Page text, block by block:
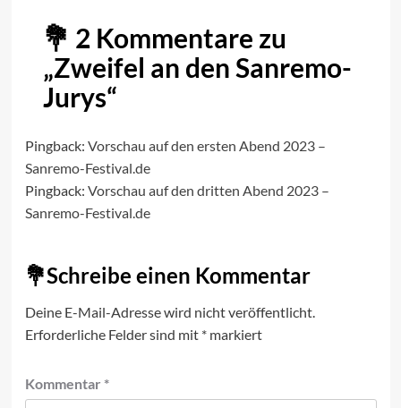
2 Kommentare zu
„Zweifel an den Sanremo-
Jurys“
Pingback: Vorschau auf den ersten Abend 2023 –
Sanremo-Festival.de
Pingback: Vorschau auf den dritten Abend 2023 –
Sanremo-Festival.de
Schreibe einen Kommentar
Deine E-Mail-Adresse wird nicht veröffentlicht.
Erforderliche Felder sind mit *markiert
Kommentar *